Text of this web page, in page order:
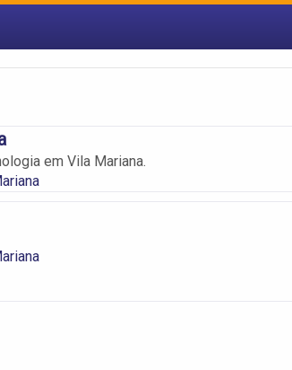
em Vila Mariana.